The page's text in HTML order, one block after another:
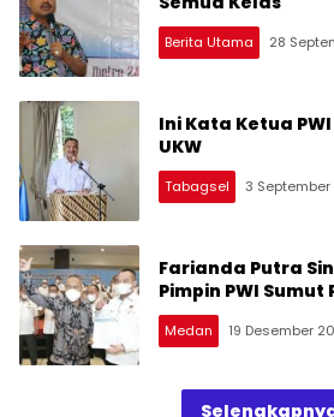
Berita Utama 28
Ini Kata Ketua
UKW
Tabagsel 3 September
Farianda Putra
Pimpin PWI Sumut
Medan 19 Desember